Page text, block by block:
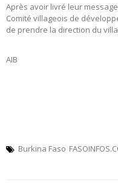
Après avoir livré leur
Comité villageois de
de prendre la direction du
AIB
Burkina Faso